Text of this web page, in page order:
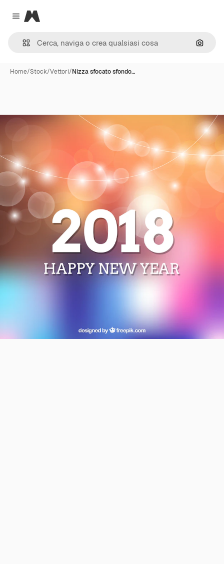
Close menu
Magnific
Cerca
Home/Stock/Vettori/Nizza sfocato sfondo…